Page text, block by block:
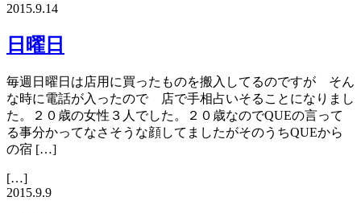
2015.9.14
日曜日
毎週日曜日は店用に買ったものを搬入してるのですが そん
な時に電話が入ったので 店で手相占いそることになりまし
た。２０歳の女性３人でした。２０歳なのでQUEの言って
る事分かってなさそうな顔してましたがそのうちQUEから
の宿 […]
[…]
2015.9.9